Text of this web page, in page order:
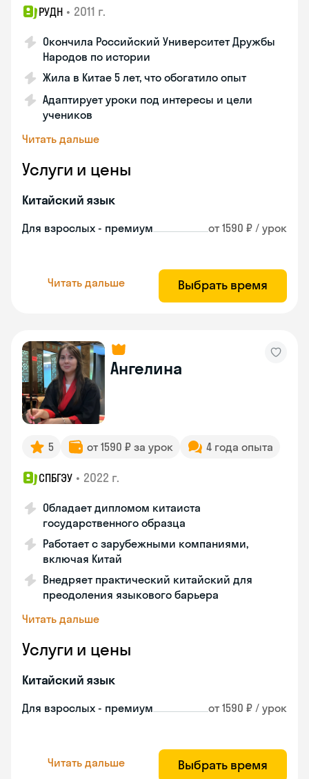
РУДН • 2011 г.
Окончила Российский Университет Дружбы
Народов по истории
Жила в Китае 5 лет, что обогатило опыт
Адаптирует уроки под интересы и цели
учеников
Читать дальше
Услуги и цены
Китайский язык
Для взрослых - премиум от 1590 ₽ / урок
Читать дальше Выбрать время
Ангелина
5 от 1590 ₽ за урок 4 года опыта
СПБГЭУ • 2022 г.
Обладает дипломом китаиста
государственного образца
Работает с зарубежными компаниями,
включая Китай
Внедряет практический китайский для
преодоления языкового барьера
Читать дальше
Услуги и цены
Китайский язык
Для взрослых - премиум от 1590 ₽ / урок
Читать дальше Выбрать время